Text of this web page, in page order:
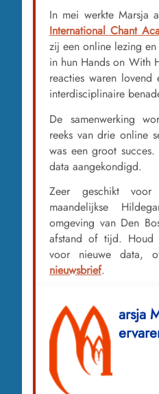
In mei werkte Marsja
International Chant
zij een online lezing en
in hun Hands on With
reacties waren
interdisciplinaire
De samenwerking
reeks van drie online
was een groot
data aangekondigd.
Zeer geschikt
maandelijkse
omgeving van Den
afstand of tijd. Houd
voor nieuwe data,
nieuwsbrief.
M
arsja